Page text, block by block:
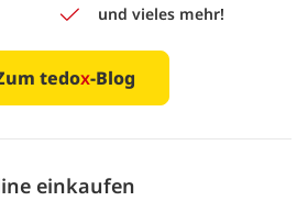
und vieles mehr!
tedox-Blog
einkaufen